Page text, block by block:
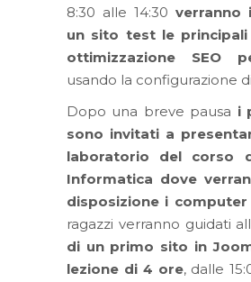
8:30 alle 14:30 verranno
un sito test le
ottimizzazione SEO
usando la configurazione
Dopo una breve pausa i
sono invitati a
laboratorio del corso
Informatica dove
disposizione i computer
ragazzi verranno guidati
di un primo sito in
lezione di 4 ore, dalle